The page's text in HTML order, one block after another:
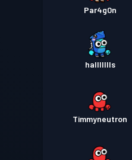
Par4g0n
hallllllls
Timmyneutron